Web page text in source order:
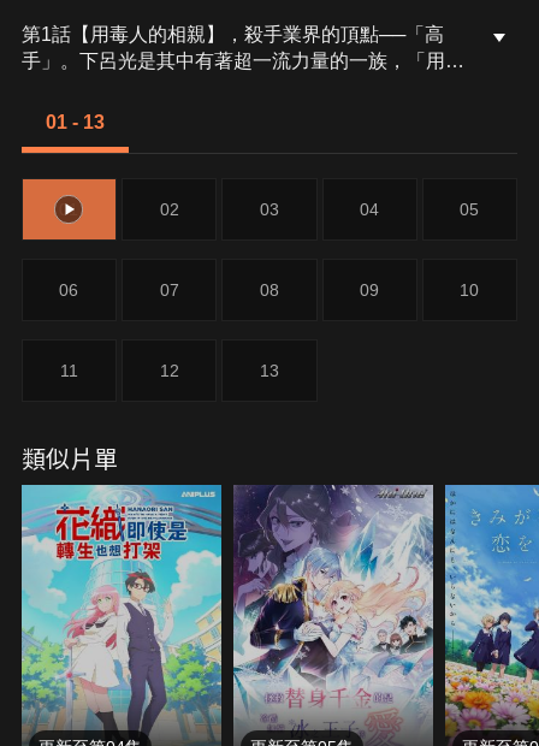
第1話【用毒人的相親】，殺手業界的頂點──「高
手」。下呂光是其中有著超一流力量的一族，「用毒
過著與女性毫無接觸的生活，婚姻對他來說是完全無
生下繼承人。下呂光為了保護妹妹而下定決心要結
婚，便突然向他遇見的殺害目標，手法高超的婚姻騙
子──城崎芽衣求婚……！？於是，殺手與婚姻騙子
01 - 13
01 02 03 04 05
06 07 08 09 10
11 12 13
類似片單